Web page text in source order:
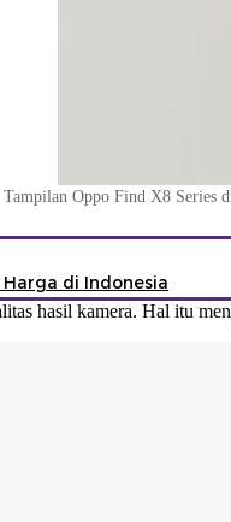
Tampilan Oppo Find X8 Series
Harga di Indonesia
hasil kamera. Hal itu